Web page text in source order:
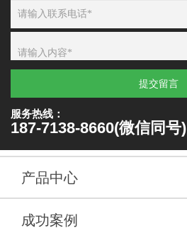
提交留言
服务热线：
187-7138-8660(微信同号)
产品中心
成功案例